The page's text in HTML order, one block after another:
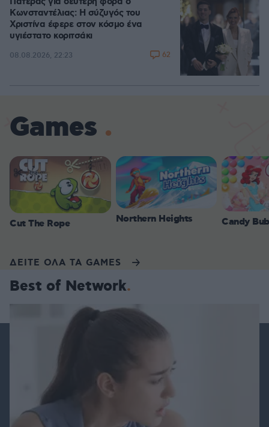
Κωνσταντέλιας: Η σύζυγός του
Χριστίνα έφερε στον κόσμο ένα
υγιέστατο κοριτσάκι
08.08.2026, 22:23 62
Games
Cut The Rope Northern Heights Candy
ΔΕΙΤΕ ΟΛΑ ΤΑ GAMES
Best of Network